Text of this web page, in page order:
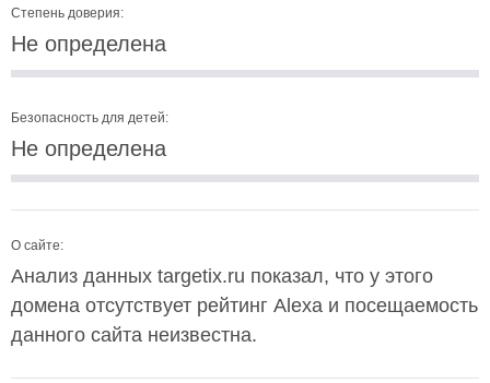
Степень доверия:
Не определена
Безопасность для детей:
Не определена
О сайте:
Анализ данных targetix.ru показал, что у этого
домена отсутствует рейтинг Alexa и посещаемость
данного сайта неизвестна.